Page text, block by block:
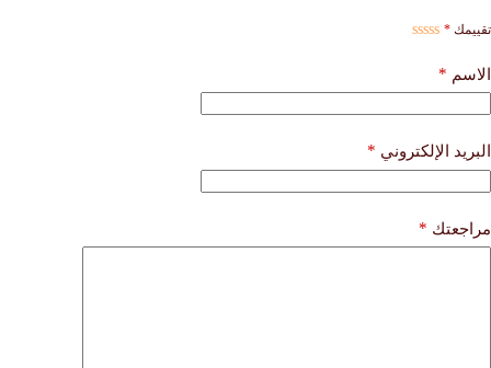
تقييمك *
الاسم *
البريد الإلكتروني *
مراجعتك *